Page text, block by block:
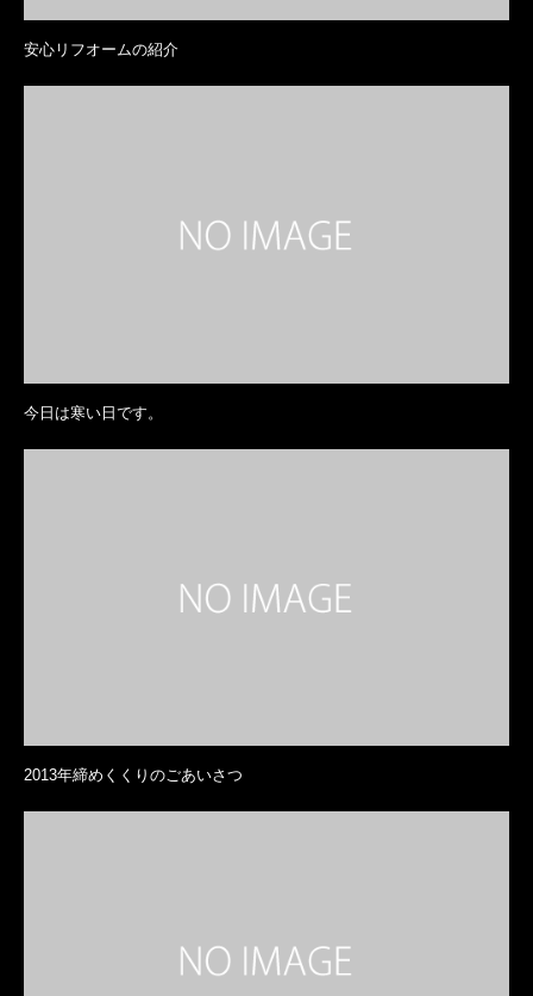
安心リフオームの紹介
今日は寒い日です。
2013年締めくくりのごあいさつ